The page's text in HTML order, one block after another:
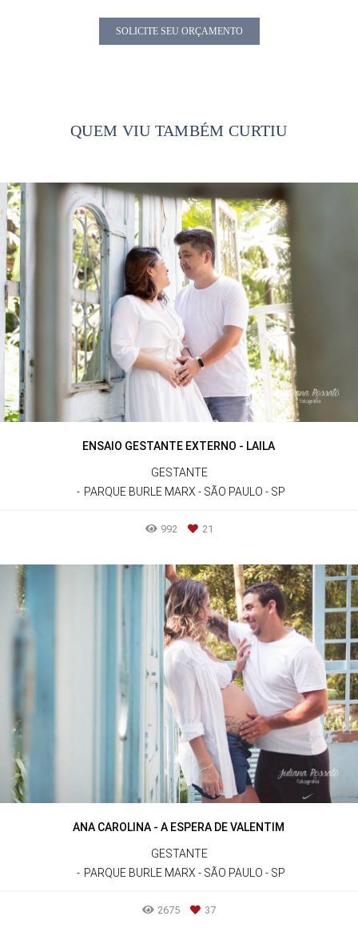
SOLICITE SEU ORÇAMENTO
QUEM VIU TAMBÉM CURTIU
ENSAIO GESTANTE EXTERNO - LAILA
GESTANTE
PARQUE BURLE MARX - SÃO PAULO - SP
992 21
ANA CAROLINA - A ESPERA DE VALENTIM
GESTANTE
PARQUE BURLE MARX - SÃO PAULO - SP
2675 37